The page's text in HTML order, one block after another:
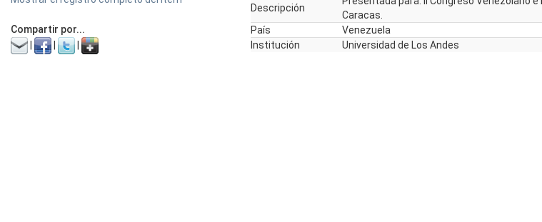
Compartir por...
Descripción
Caracas.
País
Venezuela
Institución
Universidad de Los Andes